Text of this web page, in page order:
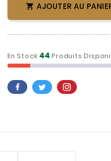
 AJOUTER AU
En Stock 44Produits